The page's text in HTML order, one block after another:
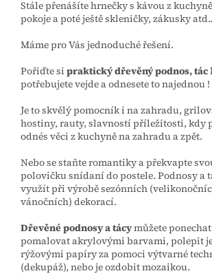
Stále přenášíte hrnečky s kávou z
pokoje a poté ještě skleničky, zákusky atd..
Máme pro Vás jednoduché řešení.
Pořiďte si praktický dřevěný podnos, tác
potřebujete vejde a odnesete to najednou !
Je to skvělý pomocník i na zahradu,
hostiny, rauty, slavností příležitosti, kdy
odnés věci z kuchyně na zahradu a zpět.
Nebo se staňte romantiky a překvapte
polovičku snídaní do postele. Podnosy a
využít při výrobě sezónních
vánočních) dekorací.
Dřevěné podnosy a tácymůžete
pomalovat akrylovými barvami, polepit
rýžovými papíry za pomoci výtvarné
(dekupáž), nebo je ozdobit mozaikou.